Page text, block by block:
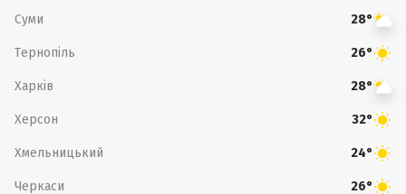
Суми 28°
Тернопіль 26°
Харків 28°
Херсон 32°
Хмельницький 24°
Черкаси 26°